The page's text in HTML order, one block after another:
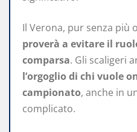
Il Verona, pur senza più
proverà a evitare il
comparsa. Gli scaligeri
l’orgoglio di chi vuole
campionato, anche in
complicato.